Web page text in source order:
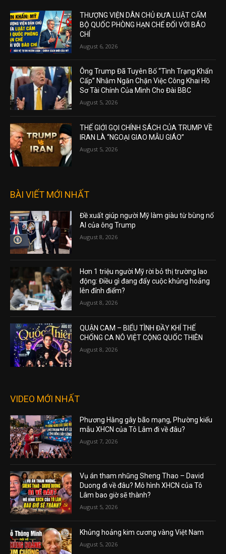
THƯỢNG VIỆN DÂN CHỦ ĐƯA LUẬT CẤM
BỘ QUỐC PHÒNG HẠN CHẾ ĐỐI VỚI BÁO
CHÍ
August 6, 2026
Ông Trump Đã Tuyên Bố “Tình Trạng Khẩn
Cấp” Nhằm Ngăn Chặn Việc Công Khai Hồ
Sơ Tài Chính Của Mình Cho Đài BBC
August 5, 2026
THẾ GIỚI GỌI CHÍNH SÁCH CỦA TRUMP VỀ
IRAN LÀ “NGOẠI GIAO MẪU GIÁO”
August 5, 2026
BÀI VIẾT MỚI NHẤT
Đề xuất giúp người Mỹ làm giàu từ bùng nổ
AI của ông Trump
August 8, 2026
Hơn 1 triệu người Mỹ rời bỏ thị trường lao
động: Điều gì đang đẩy cuộc khủng hoảng
lên đỉnh điểm?
August 8, 2026
QUẬN CAM – BIỂU TÌNH ĐẦY KHÍ THẾ
CHỐNG CA NÔ VIỆT CỘNG QUỐC THIÊN
August 8, 2026
VIDEO MỚI NHẤT
Phương Hằng gây bão mạng, Phường kiểu
mẫu XHCN của Tô Lâm đi về đâu?
August 7, 2026
Vụ án tham nhũng Sheng Thao – David
Duong đi về đâu? Mô hình XHCN của Tô
Lâm bao giờ sẽ thành?
August 5, 2026
Khủng hoảng kim cương vàng Việt Nam
August 5, 2026